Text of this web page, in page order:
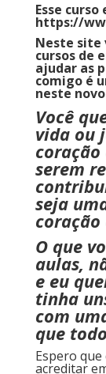
Esse
https://
Neste site
cursos de
ajudar as
comigo é
neste
Você
vida ou
serem
seja
coração
O que
aulas,
e eu
tinha
com
que
Espero
acreditar